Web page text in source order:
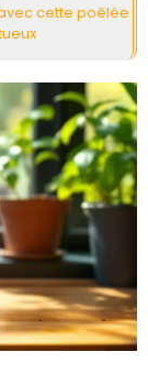
cette poêlée